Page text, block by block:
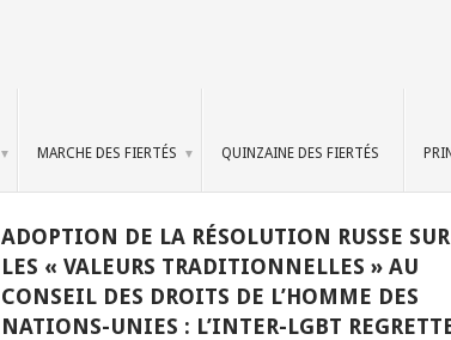
MARCHE DES FIERTÉS QUINZAINE DES FIERTÉS
ADOPTION DE LA RÉSOLUTION RUSSE SUR
LES « VALEURS TRADITIONNELLES » AU
CONSEIL DES DROITS DE L’HOMME DES
NATIONS-UNIES : L’INTER-LGBT